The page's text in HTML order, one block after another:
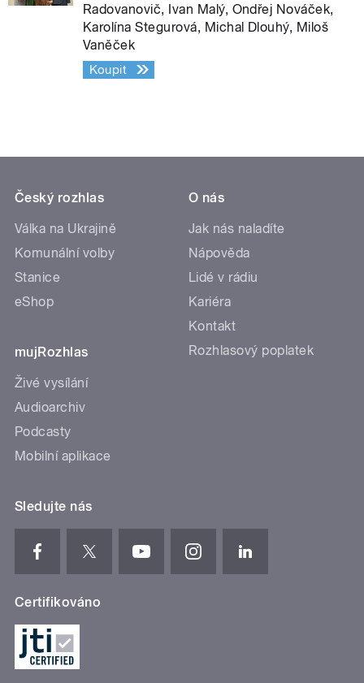
Radovanovič, Ivan Malý, Ondřej Nováček,
Karolína Stegurová, Michal Dlouhý, Miloš
Vaněček
Koupit
Český rozhlas
Válka na Ukrajině
Komunální volby
Stanice
eShop
mujRozhlas
Živé vysílání
Audioarchiv
Podcasty
Mobilní aplikace
O nás
Jak nás naladíte
Nápověda
Lidé v rádiu
Kariéra
Kontakt
Rozhlasový poplatek
Sledujte nás
Certifikováno